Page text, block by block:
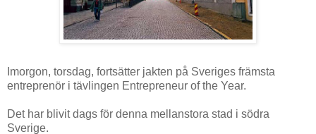
Imorgon, torsdag, fortsätter jakten på Sveriges främsta
entreprenör i tävlingen Entrepreneur of the Year.
Det har blivit dags för denna mellanstora stad i södra
Sverige.